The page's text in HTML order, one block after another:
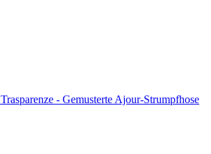
Trasparenze - Gemusterte Ajour-Strumpfhose